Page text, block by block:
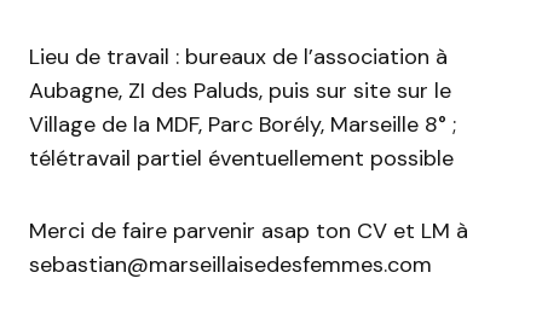
Lieu de travail : bureaux de l’association à
Aubagne, ZI des Paluds, puis sur site sur le
Village de la MDF, Parc Borély, Marseille 8° ;
télétravail partiel éventuellement possible
Merci de faire parvenir asap ton CV et LM à
sebastian@marseillaisedesfemmes.com